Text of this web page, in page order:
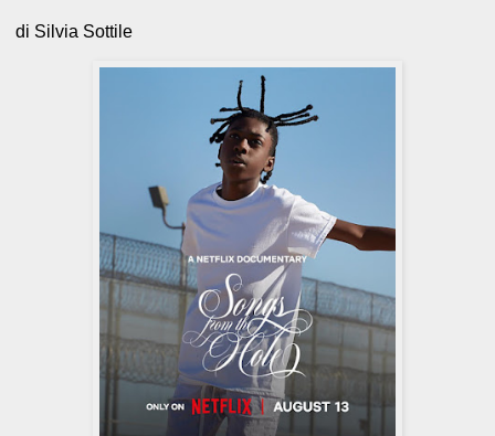
di Silvia Sottile